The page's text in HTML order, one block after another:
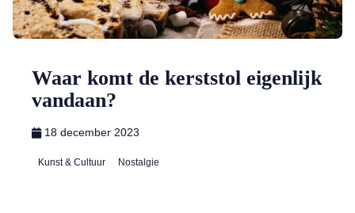
Waar komt de kerststol eigenlijk
vandaan?
18 december 2023
Kunst & Cultuur Nostalgie